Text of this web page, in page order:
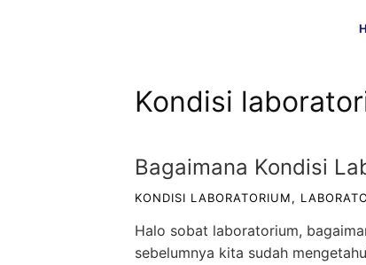
Kondisi
Bagaimana Kondisi
KONDISI LABORATORIUM,
Halo sobat laboratorium,
sebelumnya kita sudah